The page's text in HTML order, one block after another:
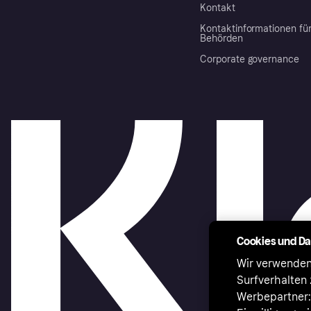
Kontakt
Kontaktinformationen für
Behörden
Corporate governance
Cookies und
Wir
Surfverhalten